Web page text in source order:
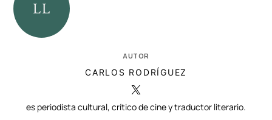
AUTOR
CARLOS RODRÍGUEZ
es periodista cultural, crítico de cine y traductor literario.